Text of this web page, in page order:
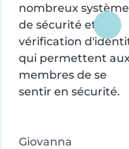
nombreux
de sécurité et de
vérification
qui permettent
membres de se
sentir en sécurité.
Giovanna